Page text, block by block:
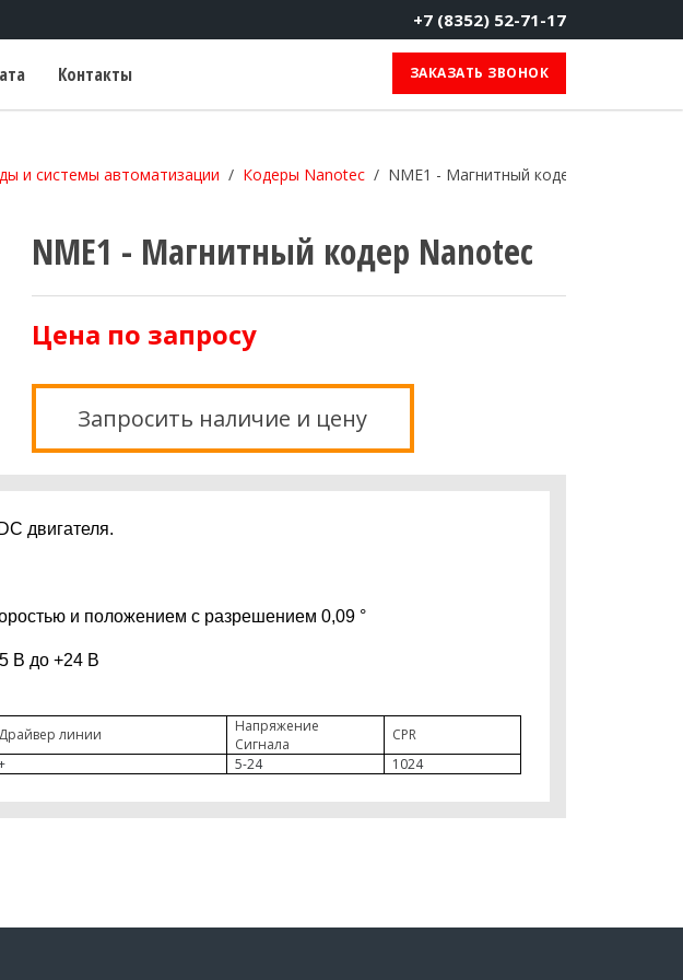
+7 (8352) 52-71-17
Контакты ЗАКАЗАТЬ ЗВОНОК
и системы автоматизации Кодеры Nanotec NME1 - Магнитный кодер Nanotec
NME1 - Магнитный кодер Nanotec
Цена по запросу
Запросить наличие и цену
двигателя.
и положением с разрешением 0,09 °
В до +24 В
Драйвер линии
Напряжение
Сигнала
CPR
5-24 1024